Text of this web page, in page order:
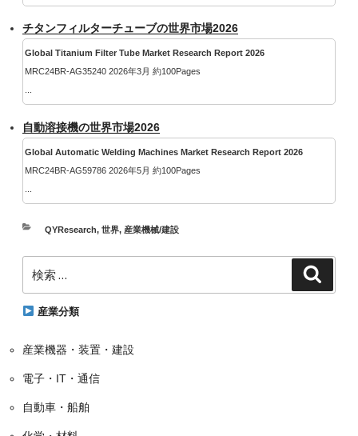
チタンフィルターチューブの世界市場2026
Global Titanium Filter Tube Market Research Report 2026
MRC24BR-AG35240 2026年3月 約100Pages
自動溶接機の世界市場2026
Global Automatic Welding Machines Market Research Report 2026
MRC24BR-AG59786 2026年5月 約100Pages
カ
リ
QYResearch, 世界, 産業機械/建設
索:
産業分類
産業機器・装置・建設
電子・IT・通信
自動車・船舶